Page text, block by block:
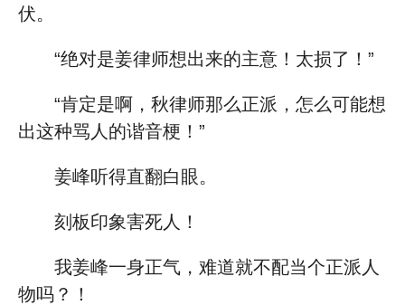
伏。
“绝对是姜律师想出来的主意！太损了！”
“肯定是啊，秋律师那么正派，怎么可能想
出这种骂人的谐音梗！”
姜峰听得直翻白眼。
刻板印象害死人！
我姜峰一身正气，难道就不配当个正派人
物吗？！